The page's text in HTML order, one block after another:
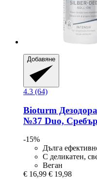
Добавяне
4.3 (64)
Bioturm
№37 Duo,
-15%
Дълга
С деликатен,
Веган
€ 16,99 € 19,98